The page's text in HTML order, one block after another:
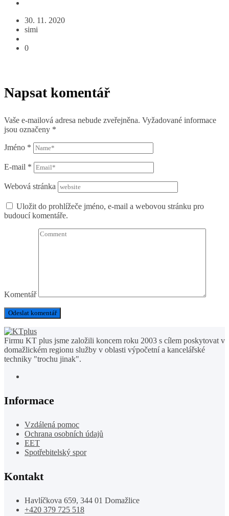
30. 11. 2020
simi
0
Napsat komentář
Vaše e-mailová adresa nebude zveřejněna. Vyžadované informace
jsou označeny *
Jméno *
E-mail *
Webová stránka
Uložit do prohlížeče jméno, e-mail a webovou stránku pro
budoucí komentáře.
Komentář
Firmu KT plus jsme založili koncem roku 2003 s cílem poskytovat v
domažlickém regionu služby v oblasti výpočetní a kancelářské
techniky "trochu jinak".
Informace
Vzdálená pomoc
Ochrana osobních údajů
EET
Spotřebitelský spor
Kontakt
Havlíčkova 659, 344 01 Domažlice
+420 379 725 518